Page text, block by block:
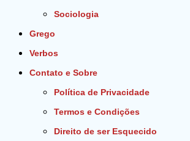
Sociologia
Grego
Verbos
Contato e Sobre
Política de Privacidade
Termos e Condições
Direito de ser Esquecido